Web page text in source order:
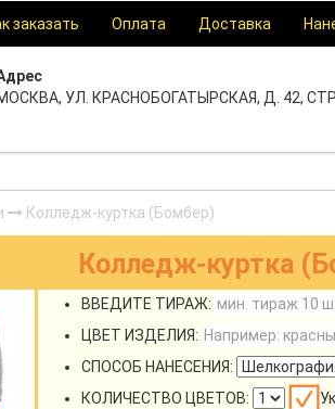
заказать Оплата Доставка
УЛ. КРАСНОБОГАТЫРСКАЯ, Д. 42,
Колледж-куртка (Бомбер)
Колледж-куртка
ВВЕДИТЕ ТИРАЖ:
ЦВЕТ ИЗДЕЛИЯ:
СПОСОБ НАНЕСЕНИЯ:
КОЛИЧЕСТВО ЦВЕТОВ: